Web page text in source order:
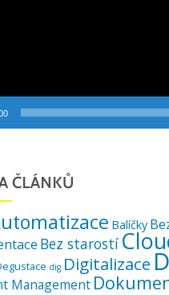
ČLÁNKŮ
Balíčky
Bez starostí
dig Digitalizace
Management